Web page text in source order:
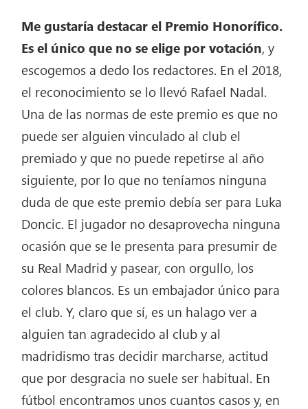
Me gustaría destacar el Premio Honorífico.
Es el único que no se elige por votación, y
escogemos a dedo los redactores. En el 2018,
el reconocimiento se lo llevó Rafael Nadal.
Una de las normas de este premio es que no
puede ser alguien vinculado al club el
premiado y que no puede repetirse al año
siguiente, por lo que no teníamos ninguna
duda de que este premio debía ser para Luka
Doncic. El jugador no desaprovecha ninguna
ocasión que se le presenta para presumir de
su Real Madrid y pasear, con orgullo, los
colores blancos. Es un embajador único para
el club. Y, claro que sí, es un halago ver a
alguien tan agradecido al club y al
madridismo tras decidir marcharse, actitud
que por desgracia no suele ser habitual. En
fútbol encontramos unos cuantos casos y, en